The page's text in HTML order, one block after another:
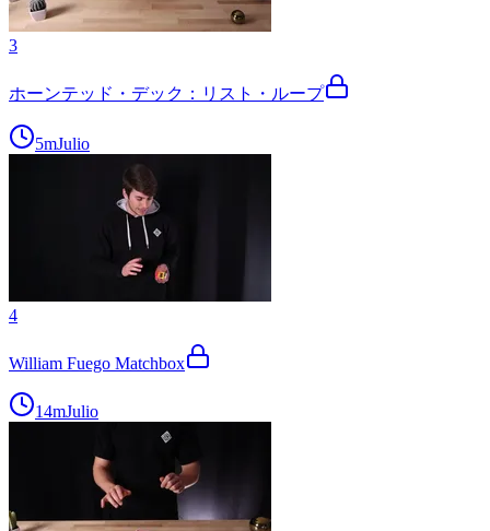
3
ホーンテッド・デック：リスト・ループ
5mJulio
4
William Fuego Matchbox
14mJulio